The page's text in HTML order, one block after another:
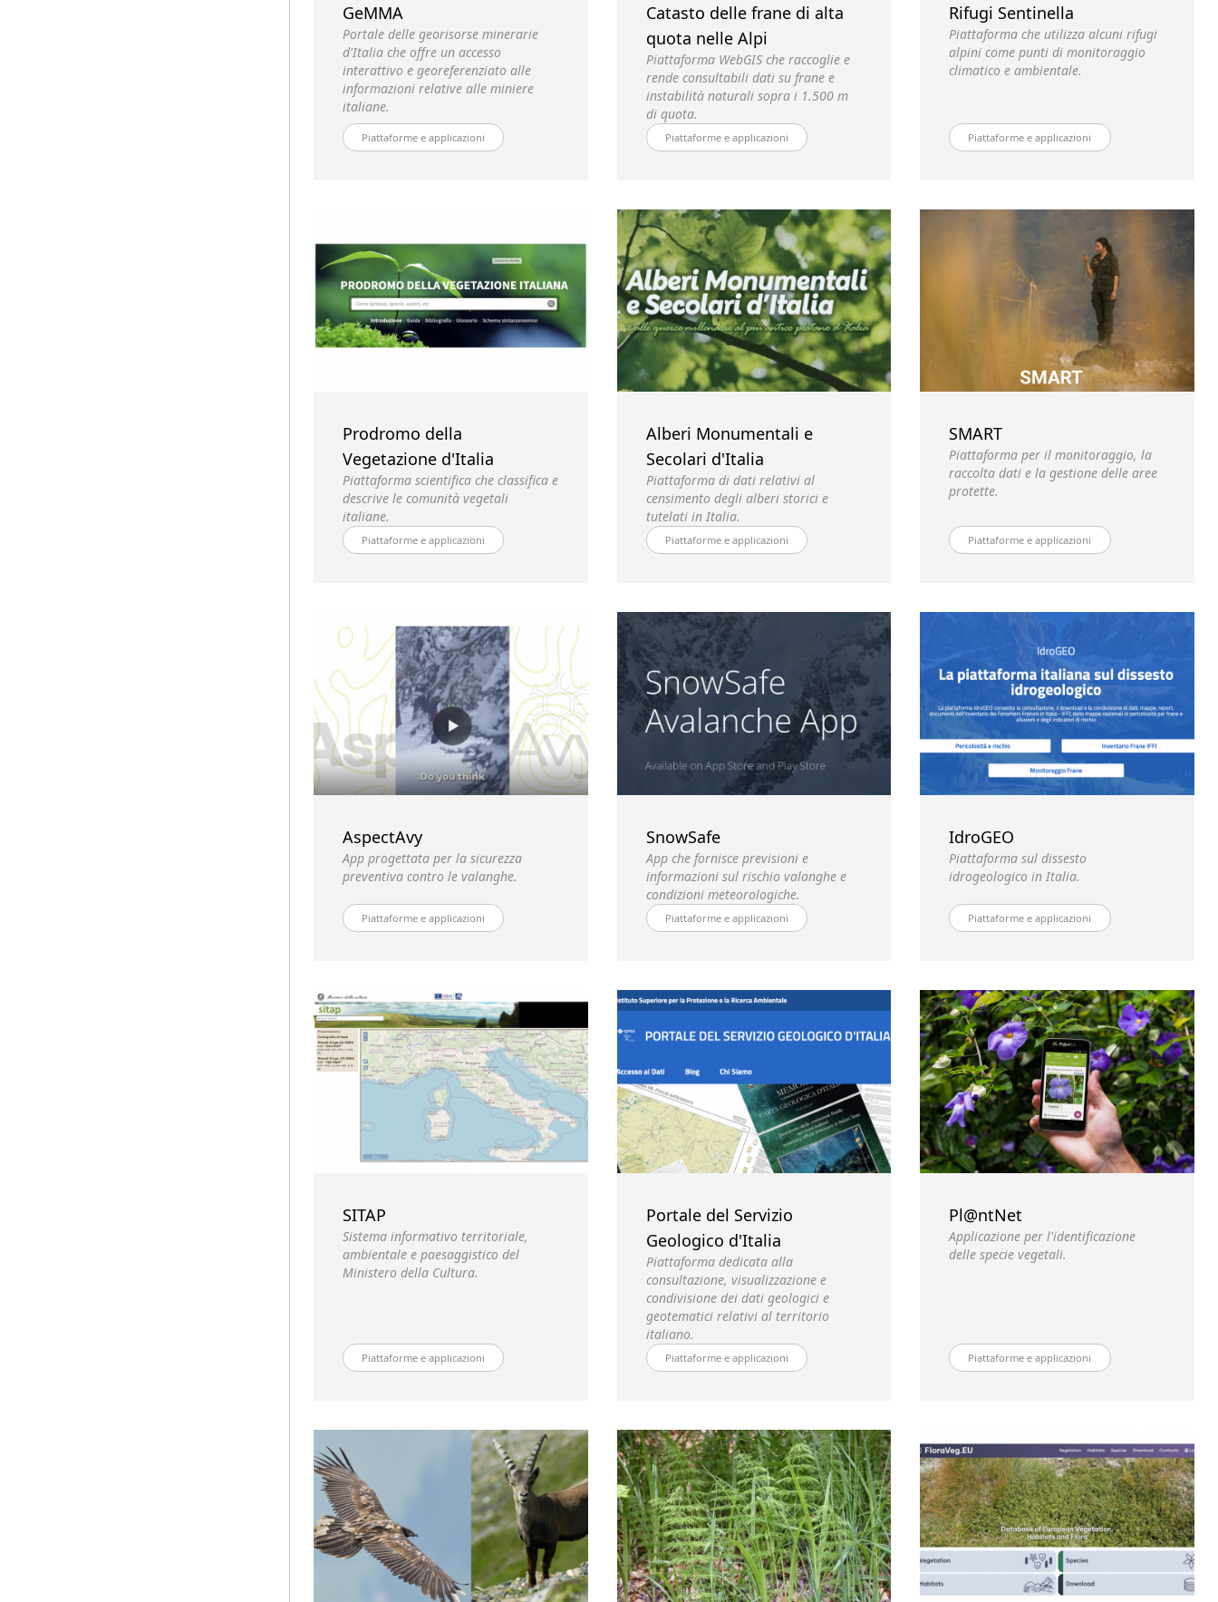
GeMMA
Portale delle georisorse minerarie
d'Italia che offre un accesso
interattivo e georeferenziato alle
informazioni relative alle miniere
italiane.
Piattaforme e applicazioni
Catasto delle frane di alta
quota nelle Alpi
Piattaforma WebGIS che raccoglie e
rende consultabili dati su frane e
instabilità naturali sopra i 1.500 m
di quota.
Piattaforme e applicazioni
Rifugi Sentinella
Piattaforma che utilizza alcuni rifugi
alpini come punti di monitoraggio
climatico e ambientale.
Piattaforme e applicazioni
Prodromo della
Vegetazione d'Italia
Piattaforma scientifica che classifica e
descrive le comunità vegetali
italiane.
Piattaforme e applicazioni
Alberi Monumentali e
Secolari d'Italia
Piattaforma di dati relativi al
censimento degli alberi storici e
tutelati in Italia.
Piattaforme e applicazioni
SMART
Piattaforma per il monitoraggio, la
raccolta dati e la gestione delle aree
protette.
Piattaforme e applicazioni
AspectAvy
App progettata per la sicurezza
preventiva contro le valanghe.
Piattaforme e applicazioni
SnowSafe
App che fornisce previsioni e
informazioni sul rischio valanghe e
condizioni meteorologiche.
Piattaforme e applicazioni
IdroGEO
Piattaforma sul dissesto
idrogeologico in Italia.
Piattaforme e applicazioni
SITAP
Sistema informativo territoriale,
ambientale e paesaggistico del
Ministero della Cultura.
Piattaforme e applicazioni
Portale del Servizio
Geologico d'Italia
Piattaforma dedicata alla
consultazione, visualizzazione e
condivisione dei dati geologici e
geotematici relativi al territorio
italiano.
Piattaforme e applicazioni
Pl@ntNet
Applicazione per l'identificazione
delle specie vegetali.
Piattaforme e applicazioni